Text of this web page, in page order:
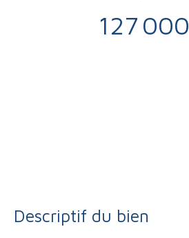
127 000
Descriptif du bien